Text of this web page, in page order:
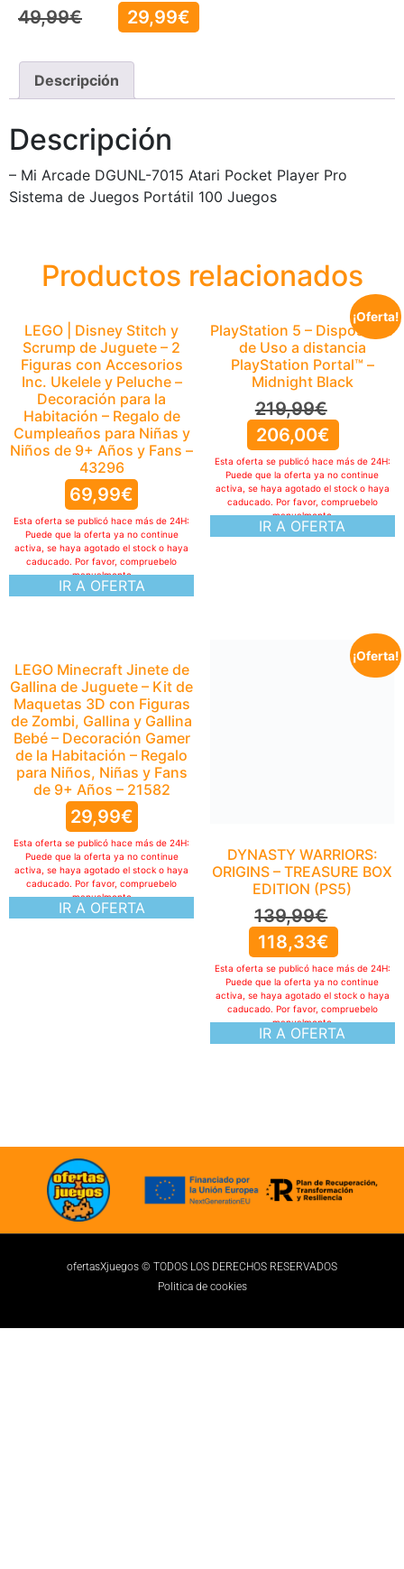
49,99€ 29,99€
Descripción
Descripción
– Mi Arcade DGUNL-7015 Atari Pocket Player Pro
Sistema de Juegos Portátil 100 Juegos
Productos relacionados
LEGO | Disney Stitch y
Scrump de Juguete – 2
Figuras con Accesorios
Inc. Ukelele y Peluche –
Decoración para la
Habitación – Regalo de
Cumpleaños para Niñas y
Niños de 9+ Años y Fans –
43296
69,99€
IR A OFERTA
Esta oferta se publicó hace más de 24H:
Puede que la oferta ya no continue
activa, se haya agotado el stock o haya
caducado. Por favor, compruebelo
manualmente
¡Oferta!
PlayStation 5 – Dispositivo
de Uso a distancia
PlayStation Portal™ –
Midnight Black
219,99€
206,00€
IR A OFERTA
Esta oferta se publicó hace más de 24H:
Puede que la oferta ya no continue
activa, se haya agotado el stock o haya
caducado. Por favor, compruebelo
manualmente
LEGO Minecraft Jinete de
Gallina de Juguete – Kit de
Maquetas 3D con Figuras
de Zombi, Gallina y Gallina
Bebé – Decoración Gamer
de la Habitación – Regalo
para Niños, Niñas y Fans
de 9+ Años – 21582
29,99€
IR A OFERTA
Esta oferta se publicó hace más de 24H:
Puede que la oferta ya no continue
activa, se haya agotado el stock o haya
caducado. Por favor, compruebelo
manualmente
¡Oferta!
DYNASTY WARRIORS:
IR A OFERTA